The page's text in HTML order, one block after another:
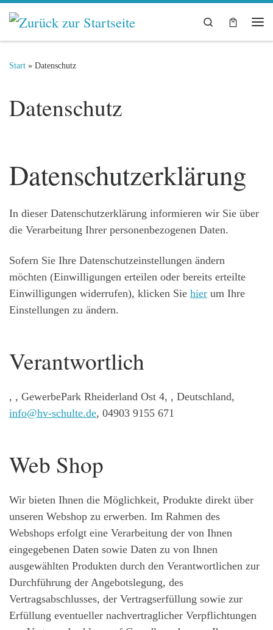
Zum Inhalt springen
Search
Start » Datenschutz
Datenschutz
Datenschutzerklärung
In dieser Datenschutzerklärung informieren wir Sie über
die Verarbeitung Ihrer personenbezogenen Daten.
Sofern Sie Ihre Datenschutzeinstellungen ändern
möchten (Einwilligungen erteilen oder bereits erteilte
Einwilligungen widerrufen), klicken Sie hier um Ihre
Einstellungen zu ändern.
Verantwortlich
, , GewerbePark Rheiderland Ost 4, , Deutschland,
info@hv-schulte.de, 04903 9155 671
Web Shop
Wir bieten Ihnen die Möglichkeit, Produkte direkt über
unseren Webshop zu erwerben. Im Rahmen des
Webshops erfolgt eine Verarbeitung der von Ihnen
eingegebenen Daten sowie Daten zu von Ihnen
ausgewählten Produkten durch den Verantwortlichen zur
Durchführung der Angebotslegung, des
Vertragsabschlusses, der Vertragserfüllung sowie zur
Erfüllung eventueller nachvertraglicher Verpflichtungen